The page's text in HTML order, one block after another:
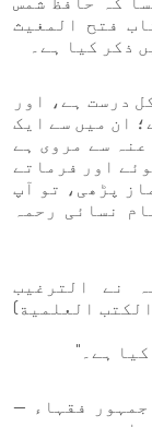
فتح المغيث
درست ہے، اور
ان میں سے ایک
سے مروی ہے
اور فرماتے
پڑھی، تو آپ
نسائی رحمہ
نے الترغیب
228، طبع دار الكتب العلمية)
ہے۔"
فقہاء —